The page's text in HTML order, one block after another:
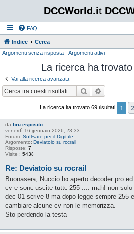
DCCWorld.it
FAQ
Indice Cerca
Argomenti senza risposta Argomenti attivi
La ricerca ha
Vai alla ricerca avanzata
Cerca
La ricerca ha trovato 69 risultati 1 2
da bru.esposito
venerdì 16 gennaio 2026, 23:33
Forum: Software per il Digitale
Argomento: Deviatoio su rocrail
Risposte: 7
Visite : 5438
Re: Deviatoio su rocrail
Buonasera, Nuccio ho aperto decoder pro
cv e sono uscite tutte 255 .... mah! non solo
dec 01 scrive 8 ma dopo legge sempre 255
cambiare alcune cv non le memorizza.
Sto perdendo la testa